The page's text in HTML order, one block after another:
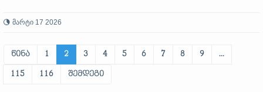
მარტი 17 2026
წინა 1 2 3 4 5 6 7 8 9 ...
115 116 შემდეგი